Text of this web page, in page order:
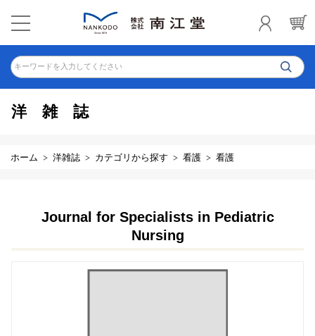
キーワードを入力してください
洋雑誌
ホーム 洋雑誌 カテゴリから探す 看護 看護
Journal for Specialists in Pediatric
Nursing